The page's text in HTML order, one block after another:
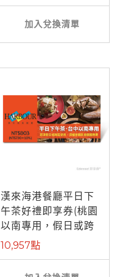
加入兌換清單
漢來海港餐廳平日下
午茶好禮即享券(桃園
以南專用，假日或跨
區使用補需 ...
10,957點